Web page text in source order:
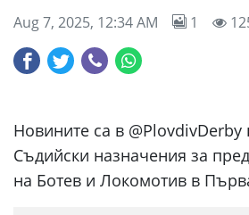
Aug 7, 2025, 12:34 AM 1
Новините са в @PlovdivDerby
Съдийски назначения за
на Ботев и Локомотив в